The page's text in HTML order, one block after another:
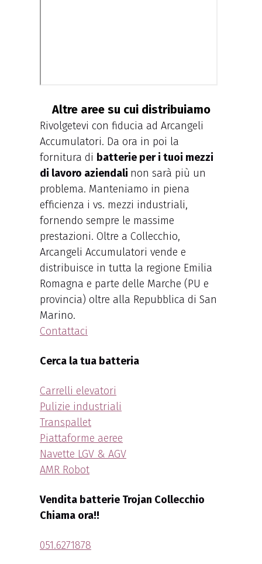
Altre aree su cui distribuiamo
Rivolgetevi con fiducia ad Arcangeli
Accumulatori. Da ora in poi la
fornitura di batterie per i tuoi mezzi
di lavoro aziendali non sarà più un
problema. Manteniamo in piena
efficienza i vs. mezzi industriali,
fornendo sempre le massime
prestazioni. Oltre a Collecchio,
Arcangeli Accumulatori vende e
distribuisce in tutta la regione Emilia
Romagna e parte delle Marche (PU e
provincia) oltre alla Repubblica di San
Marino.
Contattaci
Cerca la tua batteria
Carrelli elevatori
Pulizie industriali
Transpallet
Piattaforme aeree
Navette LGV & AGV
AMR Robot
Vendita batterie Trojan Collecchio
Chiama ora!!
051.6271878